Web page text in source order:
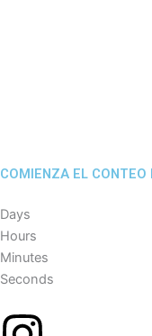
COMIENZA EL CONTEO
Days
Hours
Minutes
Seconds